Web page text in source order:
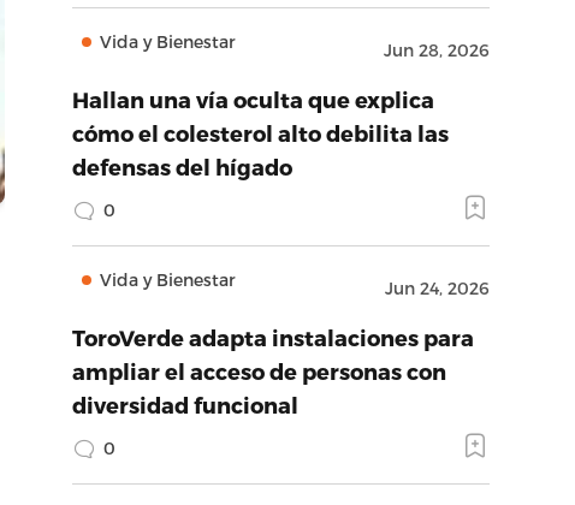
Vida y Bienestar Jun 28, 2026
Hallan una vía oculta que explica
cómo el colesterol alto debilita las
defensas del hígado
0
Vida y Bienestar Jun 24, 2026
ToroVerde adapta instalaciones para
ampliar el acceso de personas con
diversidad funcional
0